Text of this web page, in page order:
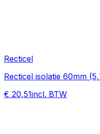
Recticel
Recticel isolatie 60mm
€ 20,51incl. BTW